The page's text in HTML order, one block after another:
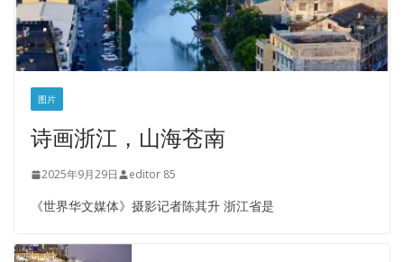
图片
诗画浙江，山海苍南
2025年9月29日 editor 85
《世界华文媒体》摄影记者陈其升 浙江省是